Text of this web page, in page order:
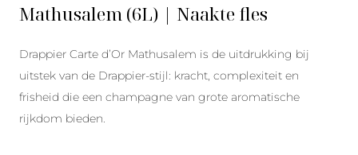
Mathusalem (6L) | Naakte fles
Drappier Carte d’Or Mathusalem is de uitdrukking bij
uitstek van de Drappier-stijl: kracht, complexiteit en
frisheid die een champagne van grote aromatische
rijkdom bieden.